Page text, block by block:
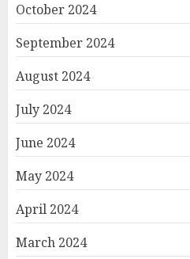
October 2024
September 2024
August 2024
July 2024
June 2024
May 2024
April 2024
March 2024